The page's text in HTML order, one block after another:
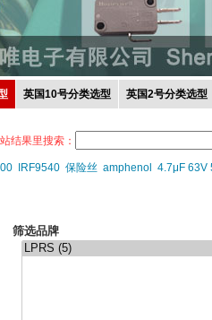
英国10号分类选型 英国2号分类选型
结果里搜索：
IRF9540 保险丝 amphenol 4.7μF 63V
筛选品牌